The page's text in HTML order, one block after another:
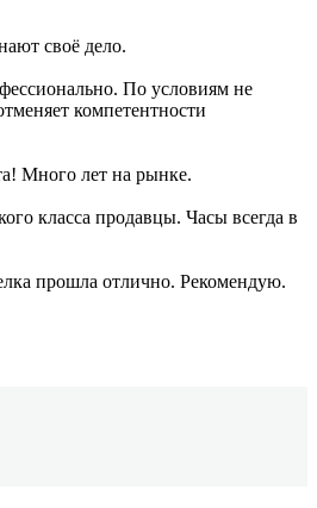
своё дело.
По условиям не
компетентности
Много лет на рынке.
класса продавцы. Часы всегда в
прошла отлично. Рекомендую.